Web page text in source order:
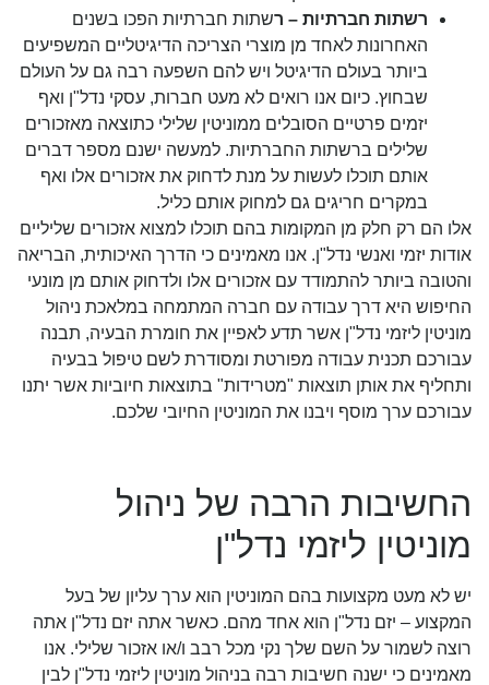
רשתות חברתיות – רשתות חברתיות הפכו בשנים
האחרונות לאחד מן מוצרי הצריכה הדיגיטליים המשפיעים
ביותר בעולם הדיגיטל ויש להם השפעה רבה גם על העולם
שבחוץ. כיום אנו רואים לא מעט חברות, עסקי נדל"ן ואף
יזמים פרטיים הסובלים ממוניטין שלילי כתוצאה מאזכורים
שלילים ברשתות החברתיות. למעשה ישנם מספר דברים
אותם תוכלו לעשות על מנת לדחוק את אזכורים אלו ואף
במקרים חריגים גם למחוק אותם כליל.
אלו הם רק חלק מן המקומות בהם תוכלו למצוא אזכורים שליליים
אודות יזמי ואנשי נדל"ן. אנו מאמינים כי הדרך האיכותית, הבריאה
והטובה ביותר להתמודד עם אזכורים אלו ולדחוק אותם מן מונעי
החיפוש היא דרך עבודה עם חברה המתמחה במלאכת ניהול
מוניטין ליזמי נדל"ן אשר תדע לאפיין את חומרת הבעיה, תבנה
עבורכם תכנית עבודה מפורטת ומסודרת לשם טיפול בבעיה
ותחליף את אותן תוצאות "מטרידות" בתוצאות חיוביות אשר יתנו
עבורכם ערך מוסף ויבנו את המוניטין החיובי שלכם.
החשיבות הרבה של ניהול
מוניטין ליזמי נדל"ן
יש לא מעט מקצועות בהם המוניטין הוא ערך עליון של בעל
המקצוע – יזם נדל"ן הוא אחד מהם. כאשר אתה יזם נדל"ן אתה
רוצה לשמור על השם שלך נקי מכל רבב ו/או אזכור שלילי. אנו
מאמינים כי ישנה חשיבות רבה בניהול מוניטין ליזמי נדל"ן לבין